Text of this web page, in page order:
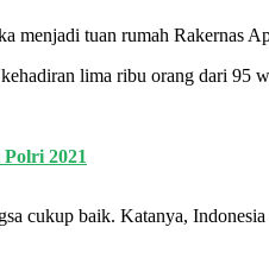
menjadi tuan rumah Rakernas
lima ribu orang dari
2021
cukup baik. Katanya,